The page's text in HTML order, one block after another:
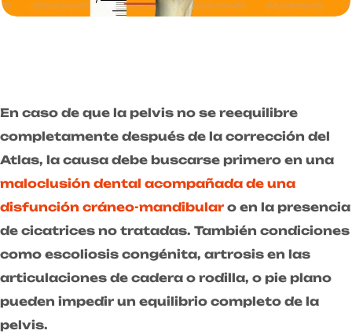
En caso de que la pelvis no se reequilibre
completamente después de la corrección del
Atlas, la causa debe buscarse primero en una
maloclusión dental acompañada de una
disfunción cráneo-mandibular o en la presencia
de cicatrices no tratadas. También condiciones
como escoliosis congénita, artrosis en las
articulaciones de cadera o rodilla, o pie plano
pueden impedir un equilibrio completo de la
pelvis.